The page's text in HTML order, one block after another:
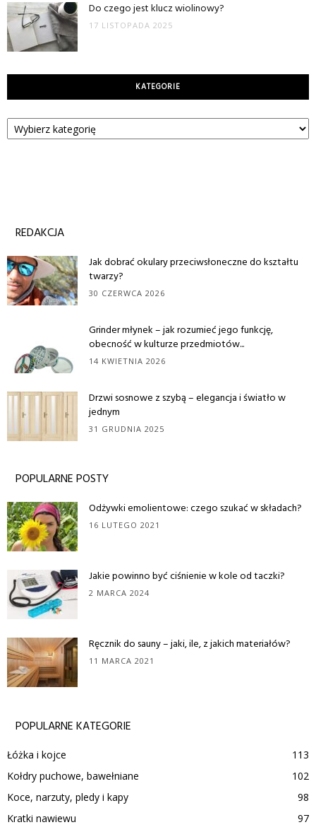
Do czego jest klucz wiolinowy?
17 LISTOPADA 2025
KATEGORIE
Kategorie
REDAKCJA
Jak dobrać okulary przeciwsłoneczne do kształtu
twarzy?
30 CZERWCA 2026
Grinder młynek – jak rozumieć jego funkcję,
obecność w kulturze przedmiotów...
14 KWIETNIA 2026
Drzwi sosnowe z szybą – elegancja i światło w
jednym
31 GRUDNIA 2025
POPULARNE POSTY
Odżywki emolientowe: czego szukać w składach?
16 LUTEGO 2021
Jakie powinno być ciśnienie w kole od taczki?
2 MARCA 2024
Ręcznik do sauny – jaki, ile, z jakich materiałów?
11 MARCA 2021
POPULARNE KATEGORIE
Łóżka i kojce
113
Kołdry puchowe, bawełniane
102
Koce, narzuty, pledy i kapy
98
Kratki nawiewu
97